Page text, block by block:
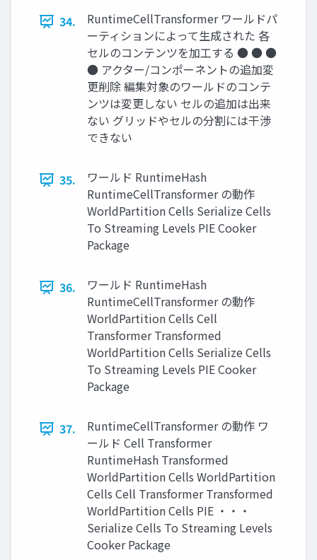
34.
RuntimeCellTransformer ワールドパ
ーティションによって生成された 各
セルのコンテンツを加工する ● ● ●
● アクター/コンポーネントの追加変
更削除 編集対象のワールドのコンテ
ンツは変更しない セルの追加は出来
ない グリッドやセルの分割には干渉
できない
35.
ワールド RuntimeHash
RuntimeCellTransformer の動作
WorldPartition Cells Serialize Cells
To Streaming Levels PIE Cooker
Package
36.
ワールド RuntimeHash
RuntimeCellTransformer の動作
WorldPartition Cells Cell
Transformer Transformed
WorldPartition Cells Serialize Cells
To Streaming Levels PIE Cooker
Package
37.
RuntimeCellTransformer の動作 ワ
ールド Cell Transformer
RuntimeHash Transformed
WorldPartition Cells WorldPartition
Cells Cell Transformer Transformed
WorldPartition Cells PIE ・・・
Serialize Cells To Streaming Levels
Cooker Package